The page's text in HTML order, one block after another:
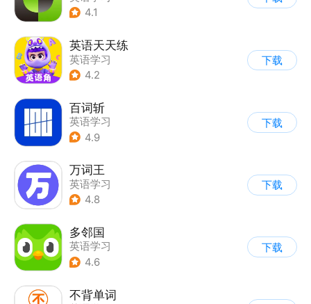
4.1
英语天天练
英语学习
4.2
下载
百词斩
英语学习
4.9
下载
万词王
英语学习
4.8
下载
多邻国
英语学习
4.6
下载
不背单词